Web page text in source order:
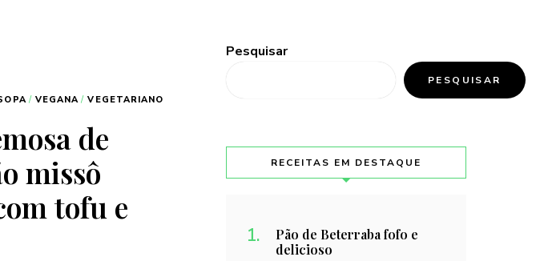
/ VEGANA / VEGETARIANO
de
missô
tofu e
Pesquisar
PESQUISAR
RECEITAS EM DESTAQUE
Pão de Beterraba fofo e
delicioso